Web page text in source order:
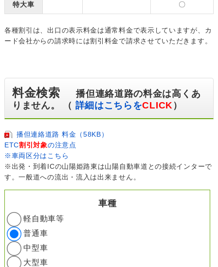
特大車 〇
各種割引は、出口の表示料金は通常料金で表示していますが、カ
ード会社からの請求時には割引料金で請求させていただきます。
料金検索播但連絡道路の料金は高くあ
りません。 （ 詳細はこちらをCLICK ）
播但連絡道路 料金（58KB）
ETC割引対象の注意点
※車両区分はこちら
※出発・到着ICの山陽姫路東は山陽自動車道との接続インターで
す。一般道への流出・流入は出来ません。
車種
軽自動車等
普通車
中型車
大型車